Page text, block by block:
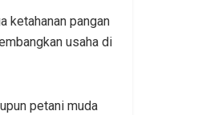
ketahanan pangan
usaha di
petani muda